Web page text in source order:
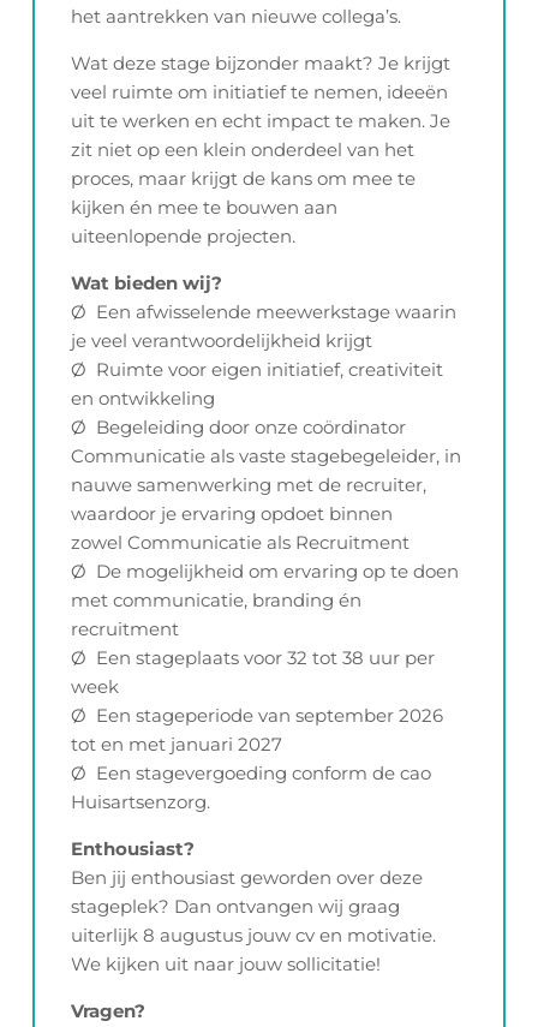
het aantrekken van nieuwe collega’s.
Wat deze stage bijzonder maakt? Je krijgt
veel ruimte om initiatief te nemen, ideeën
uit te werken en echt impact te maken. Je
zit niet op een klein onderdeel van het
proces, maar krijgt de kans om mee te
kijken én mee te bouwen aan
uiteenlopende projecten.
Wat bieden wij?
Ø Een afwisselende meewerkstage waarin
je veel verantwoordelijkheid krijgt
Ø Ruimte voor eigen initiatief, creativiteit
en ontwikkeling
Ø Begeleiding door onze coördinator
Communicatie als vaste stagebegeleider, in
nauwe samenwerking met de recruiter,
waardoor je ervaring opdoet binnen
zowel Communicatie als Recruitment
Ø De mogelijkheid om ervaring op te doen
met communicatie, branding én
recruitment
Ø Een stageplaats voor 32 tot 38 uur per
week
Ø Een stageperiode van september 2026
tot en met januari 2027
Ø Een stagevergoeding conform de cao
Huisartsenzorg.
Enthousiast?
Ben jij enthousiast geworden over deze
stageplek? Dan ontvangen wij graag
uiterlijk 8 augustus jouw cv en motivatie.
We kijken uit naar jouw sollicitatie!
Vragen?